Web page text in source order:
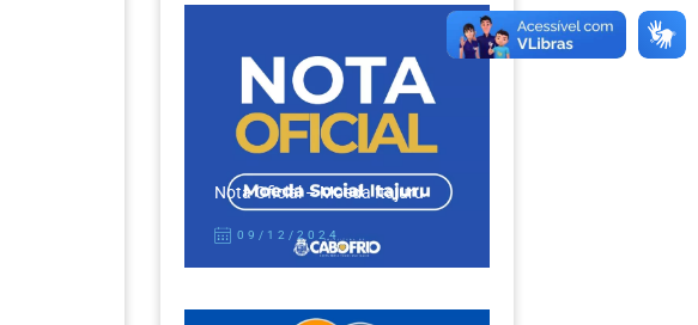
Nota Oficial – Moeda Itajuru
09/12/2024